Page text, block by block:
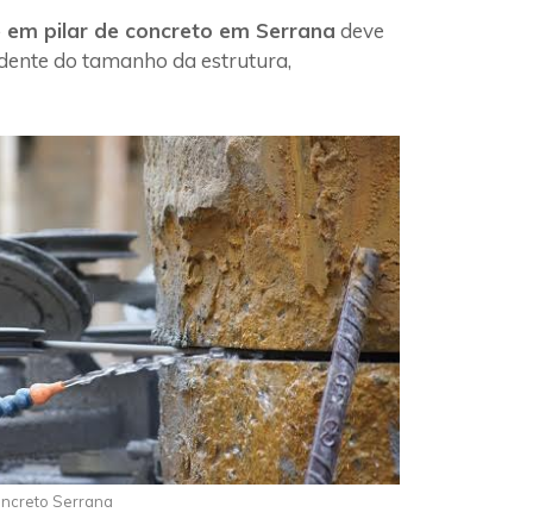
pilar de concreto em Serrana deve
do tamanho da estrutura,
Serrana